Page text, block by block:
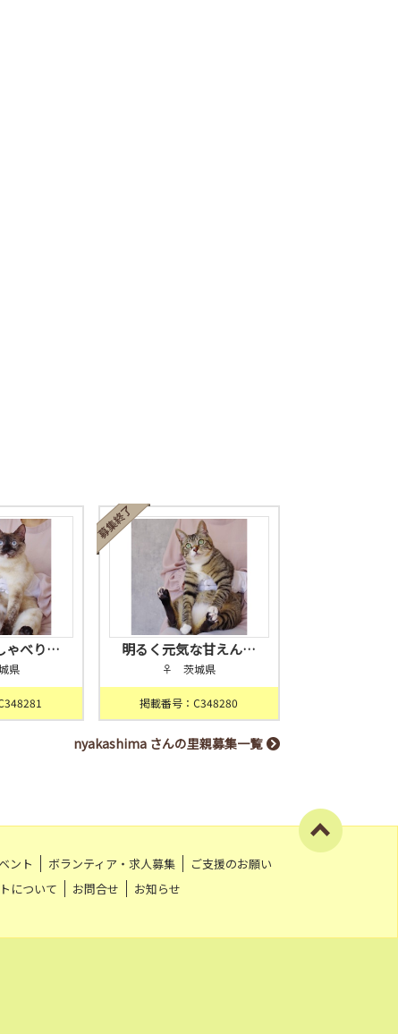
ゃべり…
県
明るく元気な甘えん…
♀ 茨城県
掲載番号：C348280
nyakashima さんの里親募集一覧
ント ボランティア・求人募集
ご支援のお願い
について お問合せ お知らせ